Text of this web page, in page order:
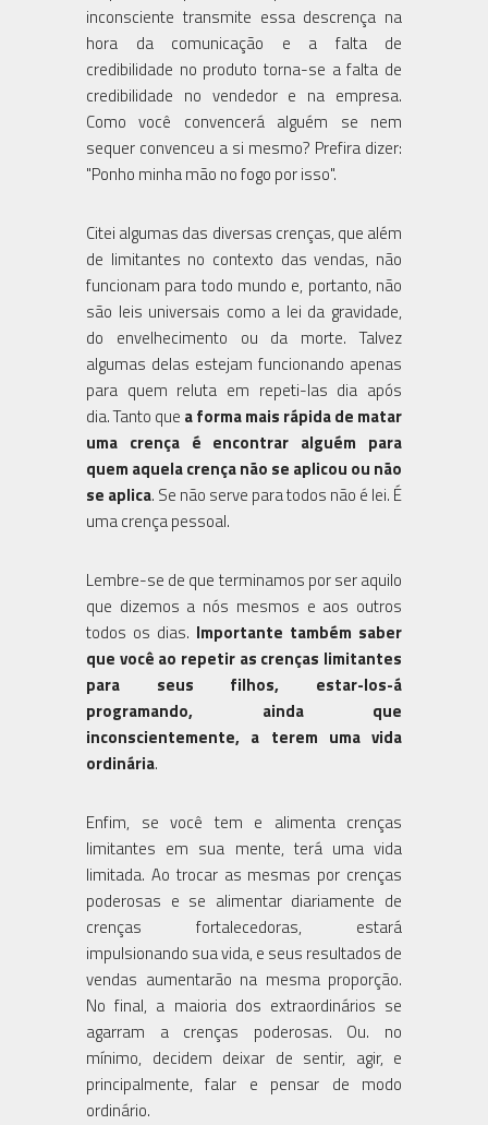
inconsciente transmite essa descrença na
hora da comunicação e a falta de
credibilidade no produto torna-se a falta de
credibilidade no vendedor e na empresa.
Como você convencerá alguém se nem
sequer convenceu a si mesmo? Prefira dizer:
"Ponho minha mão no fogo por isso".
Citei algumas das diversas crenças, que além
de limitantes no contexto das vendas, não
funcionam para todo mundo e, portanto, não
são leis universais como a lei da gravidade,
do envelhecimento ou da morte. Talvez
algumas delas estejam funcionando apenas
para quem reluta em repeti-las dia após
dia. Tanto que a forma mais rápida de matar
uma crença é encontrar alguém para
quem aquela crença não se aplicou ou não
se aplica. Se não serve para todos não é lei. É
uma crença pessoal.
Lembre-se de que terminamos por ser aquilo
que dizemos a nós mesmos e aos outros
todos os dias. Importante também saber
que você ao repetir as crenças limitantes
para seus filhos, estar-los-á
programando, ainda que
inconscientemente, a terem uma vida
ordinária.
Enfim, se você tem e alimenta crenças
limitantes em sua mente, terá uma vida
limitada. Ao trocar as mesmas por crenças
poderosas e se alimentar diariamente de
crenças fortalecedoras, estará
impulsionando sua vida, e seus resultados de
vendas aumentarão na mesma proporção.
No final, a maioria dos extraordinários se
agarram a crenças poderosas. Ou. no
mínimo, decidem deixar de sentir, agir, e
principalmente, falar e pensar de modo
ordinário.